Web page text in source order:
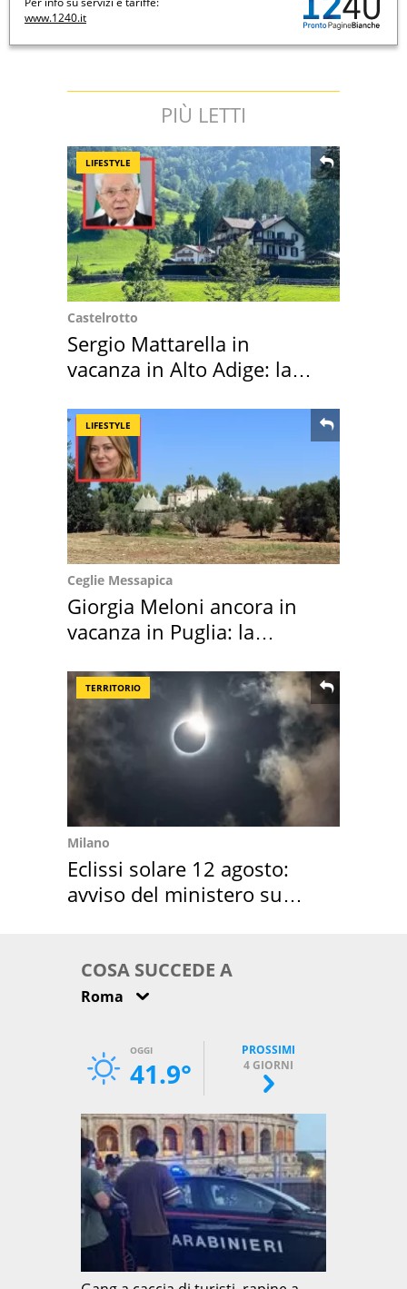
www.1240.it
PIÙ LETTI
LIFESTYLE
Castelrotto
Sergio Mattarella in
vacanza in Alto Adige: la
LIFESTYLE
Ceglie Messapica
Giorgia Meloni ancora in
vacanza in Puglia: la
TERRITORIO
Milano
Eclissi solare 12 agosto:
avviso del ministero su